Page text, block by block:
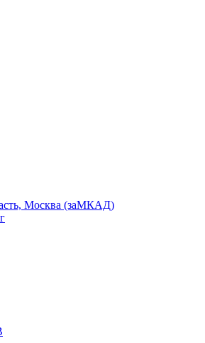
Москва (заМКАД)